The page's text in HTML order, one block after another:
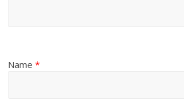
Name*